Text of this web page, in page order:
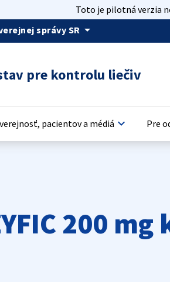
Toto je pilotná verzia
správy SR arrow_drop_down
pre kontrolu liečiv
pacientov a médiá keyboard_arrow_down Pre
200